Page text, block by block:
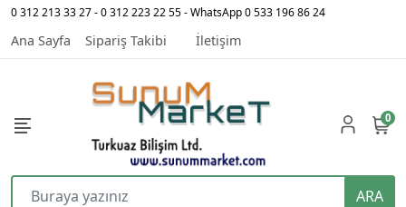
0 312 213 33 27 - 0 312 223 22 55 - WhatsApp 0 533 196 86 24
Ana Sayfa Sipariş Takibi İletişim
ARA
0